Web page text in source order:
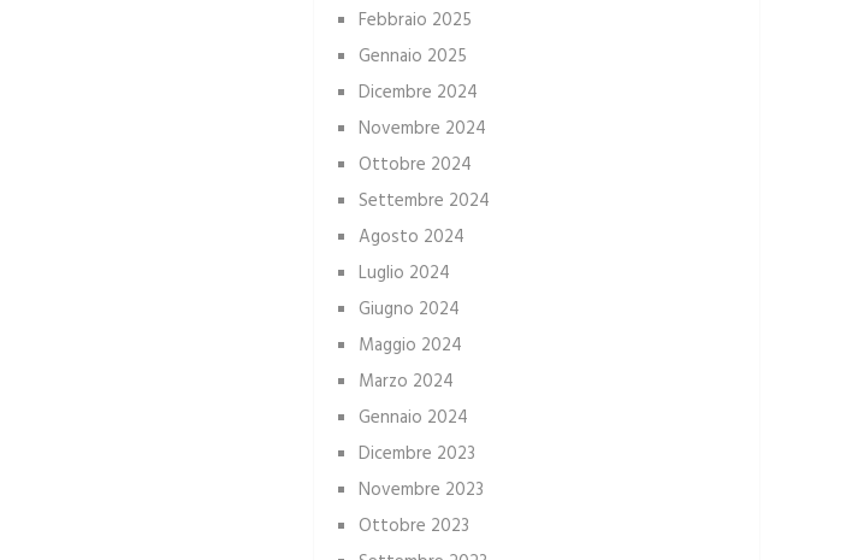
Febbraio 2025
Gennaio 2025
Dicembre 2024
Novembre 2024
Ottobre 2024
Settembre 2024
Agosto 2024
Luglio 2024
Giugno 2024
Maggio 2024
Marzo 2024
Gennaio 2024
Dicembre 2023
Novembre 2023
Ottobre 2023